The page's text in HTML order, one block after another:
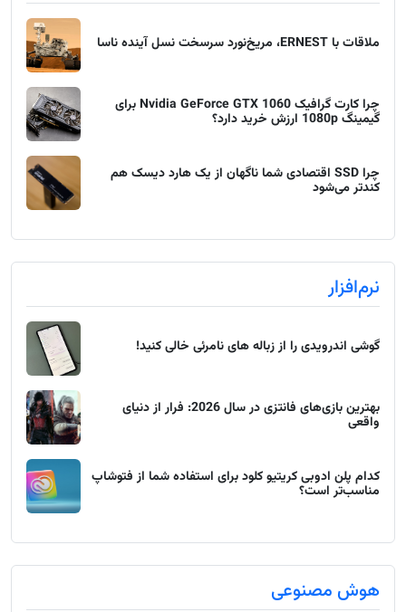
ملاقات با ERNEST، مریخ‌نورد سرسخت نسل آینده ناسا
چرا کارت گرافیک Nvidia GeForce GTX 1060 برای
گیمینگ 1080p ارزش خرید دارد؟
چرا SSD اقتصادی شما ناگهان از یک هارد دیسک هم
کندتر می‌شود
نرم‌افزار
گوشی اندرویدی را از زباله های نامرئی خالی کنید!
بهترین بازی‌های فانتزی در سال 2026: فرار از دنیای
واقعی
کدام پلن ادوبی کریتیو کلود برای استفاده شما از فتوشاپ
مناسب‌تر است؟
هوش مصنوعی